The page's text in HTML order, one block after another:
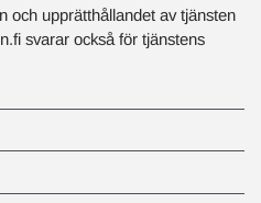
och upprätthållandet av tjänsten
svarar också för tjänstens